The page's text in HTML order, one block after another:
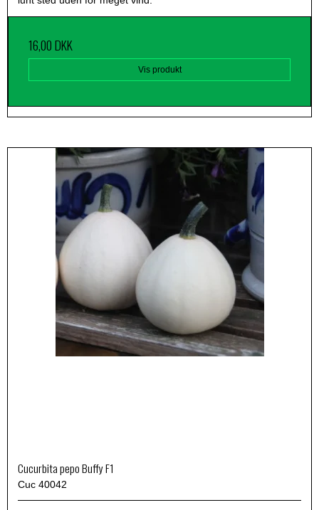
16,00 DKK
Vis produkt
Cucurbita pepo Buffy F1
Cuc 40042